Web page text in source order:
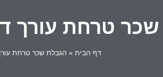
טרחת עורך
דף הבית » הגבלת שכר טרחת